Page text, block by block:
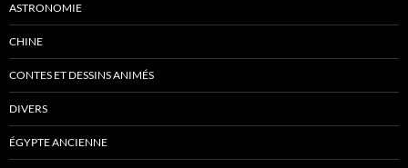
ASTRONOMIE
CHINE
CONTES ET DESSINS ANIMÉS
DIVERS
ÉGYPTE ANCIENNE